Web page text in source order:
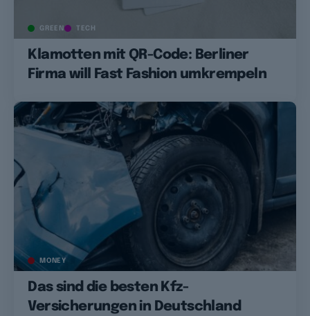
GREEN TECH
Klamotten mit QR-Code: Berliner
Firma will Fast Fashion umkrempeln
MONEY
Das sind die besten Kfz-
Versicherungen in Deutschland